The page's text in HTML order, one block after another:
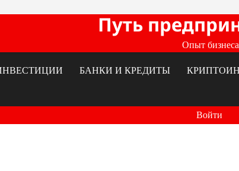
Путь
Опыт бизнеса
БАНКИ И КРЕДИТЫ
Войти